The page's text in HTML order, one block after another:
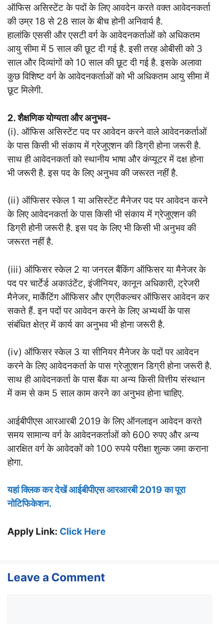
ऑफिस असिस्टेंट के पदों के लिए आवदेन करते वक्त आवेदनकर्ता
की उम्र 18 से 28 साल के बीच होनी अनिवार्य है.
हालांकि एससी और एसटी वर्ग के आवेदनकर्ताओं को अधिकतम
आयु सीमा में 5 साल की छूट दी गई है. इसी तरह ओबीसी को 3
साल और दिव्यांगों को 10 साल की छूट दी गई है. इसके अलावा
कुछ विशिष्ट वर्ग के आवेदनकर्ताओं को भी अधिकतम आयु सीमा में
छूट मिलेगी.
2. शैक्षणिक योग्यता और अनुभव-
(i). ऑफिस असिस्टेंट पद पर आवेदन करने वाले आवेदनकर्ताओं
के पास किसी भी संकाय में ग्रेजुएशन की डिग्री होना जरूरी है.
साथ ही आवेदनकर्ता को स्थानीय भाषा और कंप्यूटर में दक्ष होना
भी जरूरी है. इस पद के लिए अनुभव की जरूरत नहीं है.
(ii) ऑफिसर स्केल 1 या असिस्टेंट मैनेजर पद पर आवेदन करने
के लिए आवेदनकर्ता के पास किसी भी संकाय में ग्रेजुएशन की
डिग्री होनी जरूरी है. इस पद के लिए भी किसी भी अनुभव की
जरूरत नहीं है.
(iii) ऑफिसर स्केल 2 या जनरल बैंकिंग ऑफिसर या मैनेजर के
पद पर चार्टेर्ड अकाउंटेंट, इंजीनियर, कानून अधिकारी, ट्रेजरी
मैनेजर, मार्केंटिंग ऑफिसर और एग्रीकल्चर ऑफिसर आवेदन कर
सकते हैं. इन पदों पर आवेदन करने के लिए अभ्यर्थी के पास
संबंधित क्षेत्र में कार्य का अनुभव भी होना जरूरी है.
(iv) ऑफिसर स्केल 3 या सीनियर मैनेजर के पदों पर आवेदन
करने के लिए आवेदनकर्ता के पास ग्रेजुएशन डिग्री होना जरूरी है.
साथ ही आवेदनकर्ता के पास बैंक या अन्य किसी वित्तीय संस्थान
में कम से कम 5 साल काम करने का अनुभव होना चाहिए.
आईबीपीएस आरआरबी 2019 के लिए ऑनलाइन आवेदन करते
समय सामान्य वर्ग के आवेदनकर्ताओं को 600 रुपए और अन्य
आरक्षित वर्ग के आवेदकों को 100 रुपये परीक्षा शुल्क जमा कराना
होगा.
यहां क्लिक कर देखें आईबीपीएस आरआरबी 2019 का पूरा
नोटिफिकेशन.
Apply Link: Click Here
Leave a Comment